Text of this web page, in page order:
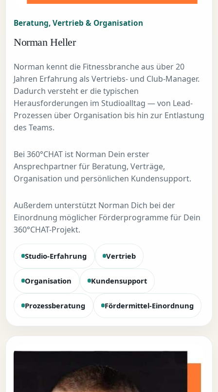
Beratung, Vertrieb & Organisation
Norman Heller
Norman kennt die Fitnessbranche aus über 20
Jahren Erfahrung als Vertriebs- und Club-Manager.
Dadurch versteht er die typischen
Herausforderungen im Studioalltag — von Lead-
Prozessen über Organisation bis hin zur Entlastung
des Teams.
Bei 360°CHAT ist Norman Dein erster
Ansprechpartner für Beratung, Verträge,
Organisation und persönlichen Kundensupport.
Außerdem unterstützt Norman Dich bei der
Einordnung möglicher Förderprogramme für Dein
360°CHAT-Projekt.
Studio-Erfahrung Vertrieb
Organisation Kundensupport
Prozessberatung Fördermittel-Einordnung